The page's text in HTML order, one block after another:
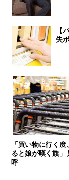
【
失
「買い物に行く
ると娘が嘆く旗
呼